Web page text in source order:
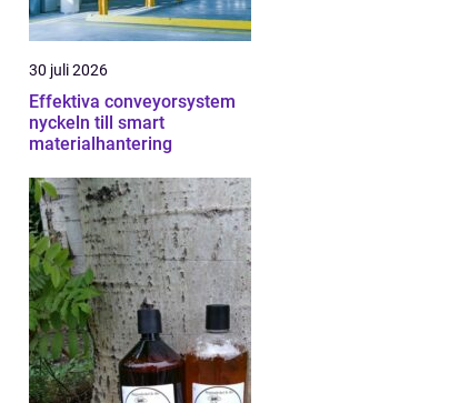
30 juli 2026
Effektiva conveyorsystem
nyckeln till smart
materialhantering